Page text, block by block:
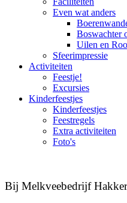
Even wat anders
Boswachter
Uilen en
Sfeerimpressie
Activiteiten
Feestje!
Excursies
Kinderfeestjes
Kinderfeestjes
Feestregels
Extra activiteiten
Foto's
Bij Melkveebedrijf